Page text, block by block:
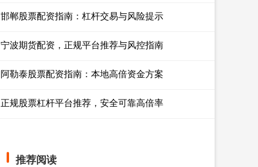
邯郸股票配资指南：杠杆交易与风险提示
宁波期货配资，正规平台推荐与风控指南
阿勒泰股票配资指南：本地高倍资金方案
正规股票杠杆平台推荐，安全可靠高倍率
推荐阅读